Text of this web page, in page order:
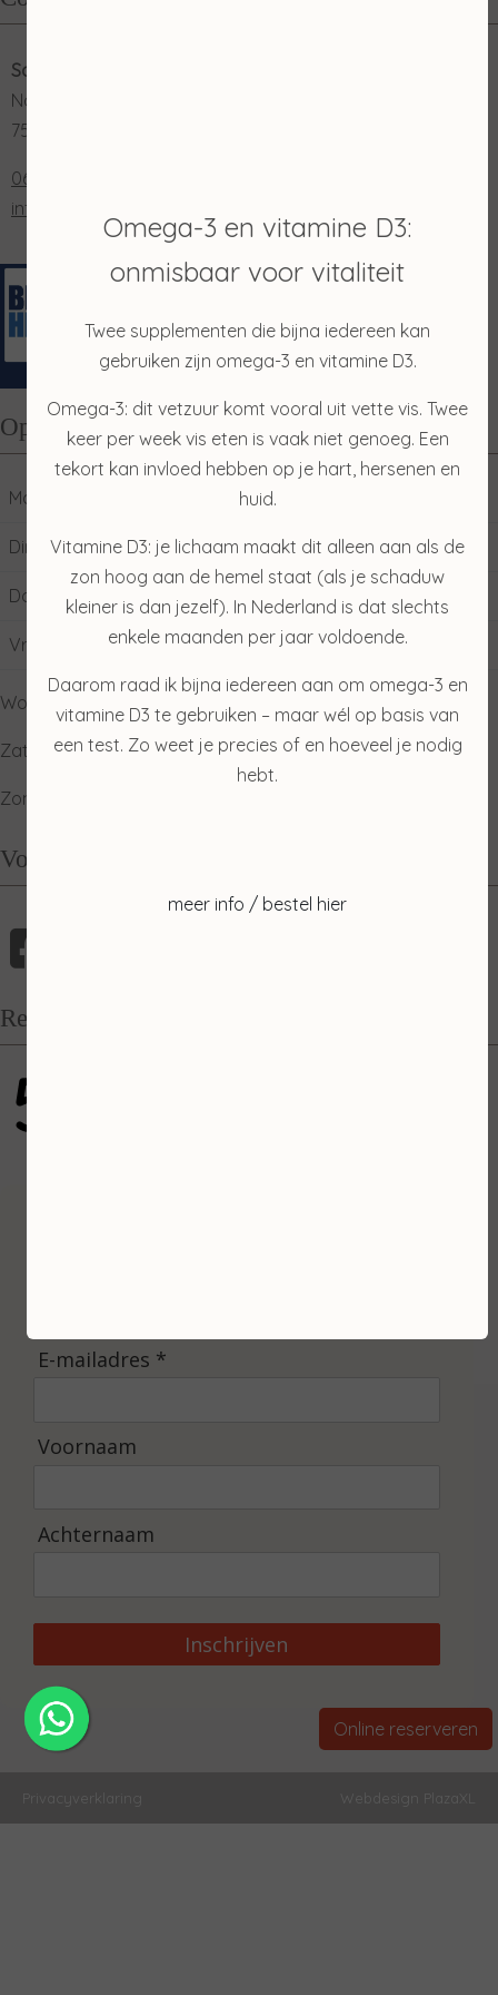
Salon Merian
Nordhornsestraat 131
7591 NN Denekamp
0653202048
info@salonmerian.nl
Openingstijden
Maandag
Dinsdag 09:00 17:00
Donderdag 09:00
Vrijdag 09:00
Woensdag: gesloten
Zaterdag: ophalen producten
Zondag: relaxdag
Volg mij
Recensies
5
E-mailadres *
Voornaam
Achternaam
Inschrijven
Online reserveren
Privacyverklaring Webdesign PlazaXL
Omega-3 en vitamine D3:
onmisbaar voor vitaliteit
Twee supplementen die bijna iedereen kan
gebruiken zijn omega-3 en vitamine D3.
Omega-3: dit vetzuur komt vooral uit vette vis. Twee
keer per week vis eten is vaak niet genoeg. Een
tekort kan invloed hebben op je hart, hersenen en
huid.
Vitamine D3: je lichaam maakt dit alleen aan als de
zon hoog aan de hemel staat (als je schaduw
kleiner is dan jezelf). In Nederland is dat slechts
enkele maanden per jaar voldoende.
Daarom raad ik bijna iedereen aan om omega-3 en
vitamine D3 te gebruiken – maar wél op basis van
een test. Zo weet je precies of en hoeveel je nodig
hebt.
meer info / bestel hier